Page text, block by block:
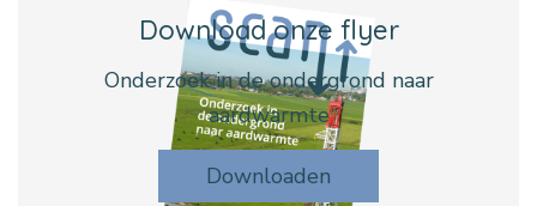
Download onze flyer
Onderzoek in de ondergrond naar
aardwarmte
Downloaden